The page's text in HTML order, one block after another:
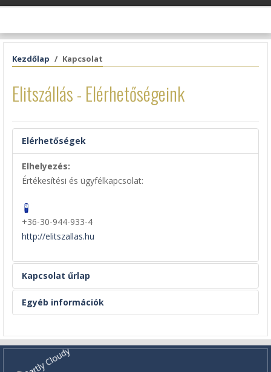
Kezdőlap Kapcsolat
Elitszállás - Elérhetőségeink
Elérhetőségek
Elhelyezés:
Értékesítési és ügyfélkapcsolat:
+36-30-944-933-4
http://elitszallas.hu
Kapcsolat űrlap
E-mail küldése
* A mező kitöltése kötelező
Egyéb információk
vagyinfo@elitszallas.hu
Nyitvataratás: A hét minden napján